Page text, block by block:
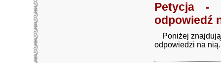
Petycja -
odpowiedź
Poniżej znajdują
odpowiedzi na